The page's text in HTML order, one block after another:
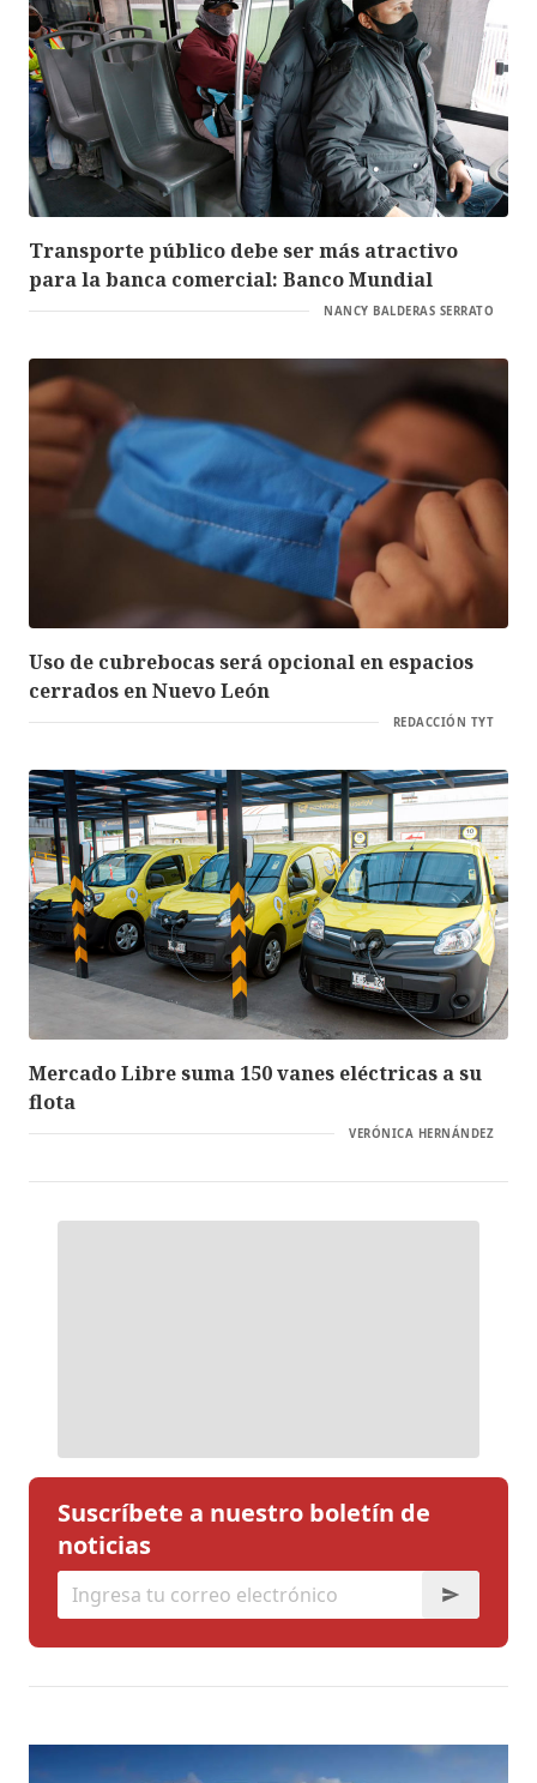
Transporte público debe ser más atractivo
para la banca comercial: Banco Mundial
NANCY BALDERAS SERRATO
Uso de cubrebocas será opcional en espacios
cerrados en Nuevo León
REDACCIÓN TYT
Mercado Libre suma 150 vanes eléctricas a su
flota
VERÓNICA HERNÁNDEZ
Suscríbete a nuestro boletín de
noticias